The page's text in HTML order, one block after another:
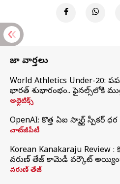
తాజా వార్తలు
World Athletics Under-20:
భారత్‌ శుభారంభం.. ఫైనల్స్‌లోకి
అథ్లెటిక్స్
OpenAI: కొత్త ఏఐ స్మార్ట్ స్పీకర్
చాట్‌జీపీటీ
Korean Kanakaraju Review
వరుణ్ తేజ్ కామెడీ వర్కౌట్
వరుణ్ తేజ్